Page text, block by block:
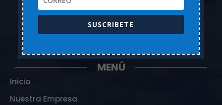
SÍGUENOS EN:
MENÚ
Inicio
Nuestra Empresa
SUSCRIBETE